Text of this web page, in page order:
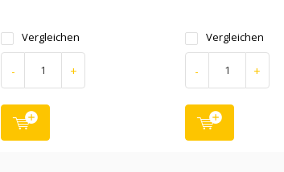
Vergleichen
- +
Vergleichen
- +